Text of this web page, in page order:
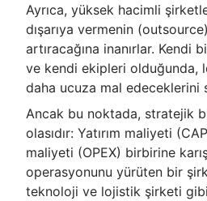
Ayrıca, yüksek hacimli
dışarıya vermenin
artıracağına inanırlar. Kendi
ve kendi ekipleri olduğunda,
daha ucuza mal edeceklerini
Ancak bu noktada, stratejik
olasıdır: Yatırım maliyeti
maliyeti (OPEX) birbirine
operasyonunu yürüten bir
teknoloji ve lojistik şirketi